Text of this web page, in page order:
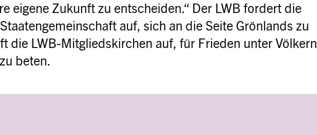
eigene Zukunft zu entscheiden.“ Der LWB fordert die
auf, sich an die Seite Grönlands zu
die LWB-Mitgliedskirchen auf, für Frieden unter Völkern
beten.